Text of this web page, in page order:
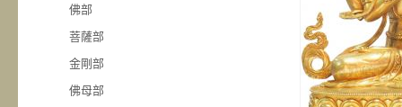
佛部
菩薩部
金剛部
佛母部